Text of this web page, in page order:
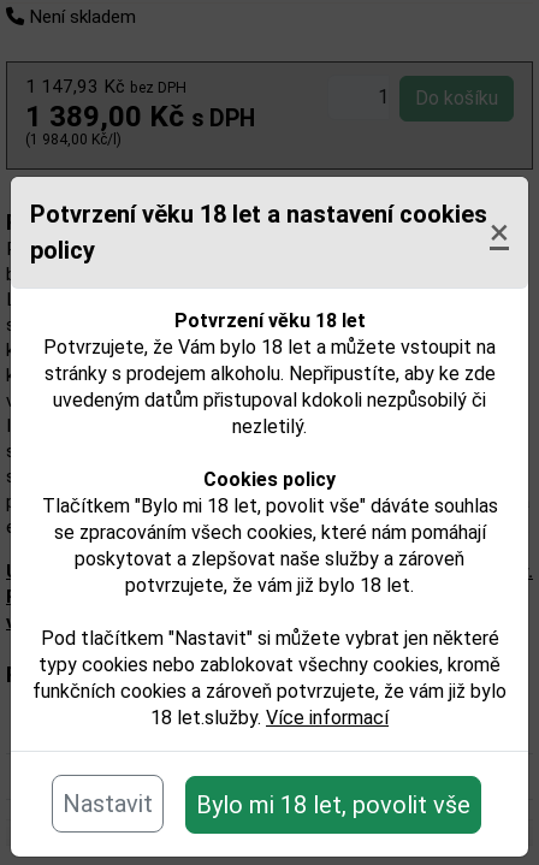
Potvrzení věku 18 let a nastavení cookies
policy
×
Potvrzení věku 18 let
Potvrzujete, že Vám bylo 18 let a můžete vstoupit na
stránky s prodejem alkoholu. Nepřipustíte, aby ke zde
uvedeným datům přistupoval kdokoli nezpůsobilý či
nezletilý.
Cookies policy
Tlačítkem "Bylo mi 18 let, povolit vše" dáváte souhlas
se zpracováním všech cookies, které nám pomáhají
poskytovat a zlepšovat naše služby a zároveň
potvrzujete, že vám již bylo 18 let.
Pod tlačítkem "Nastavit" si můžete vybrat jen některé
typy cookies nebo zablokovat všechny cookies, kromě
funkčních cookies a zároveň potvrzujete, že vám již bylo
18 let.služby. Více informací
Nastavit Bylo mi 18 let, povolit vše
Není skladem
1 147,93 Kč bez DPH
1 389,00 Kč s DPH
(1 984,00 Kč/l)
Popis:
Po úspěchu první edice v roce 2024 uvádí Hennessy a
basketbalová ikona LeBron James novou Hennessy V.S.O.P
Limited Edition by LeBron James. Tato sběratelská láhev spojuje
svět koňaku a basketbalu a je určena k sdílení a oslavám při
každém setkání. Tato limitovaná edice, vytvořená s výjimečnou
kvalitou, poháněná mistrovstvím a inspirovaná velkorysostí, je
vyrobena tak, aby zanechala nadčasový odkaz. • Ikonický design:
Inspirován gestem koruny, typickým pro LeBrona Jamese,
symbolizujícím velikost a sebevědomí. • Unikátní logo pro unikátní
spolupráci: Ikonický Hennessy Bras Armé je přepracován a jako
pocta LeBronovi propleten s jeho klasickou korunou. • Limitovaná
edice: Sběratelská edice V.S.O.P, dostupná v omezeném množství.
Upozorňujeme, že tento produkt může obsahovat alergeny.
Přesné složení a alergeny jsou k dispozici na obalu
výrobku. Zkontrolujte prosím před konzumací.
Parametry:
Obsah alkoholu obj. %:
Objem obalu (L): 0,7